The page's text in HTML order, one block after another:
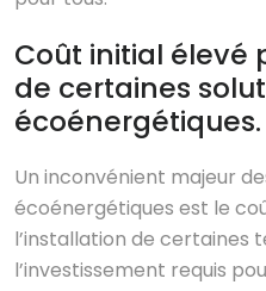
Coût initial élevé
de certaines
écoénergétiques.
Un inconvénient majeur
écoénergétiques est le
l’installation de certaines
l’investissement requis